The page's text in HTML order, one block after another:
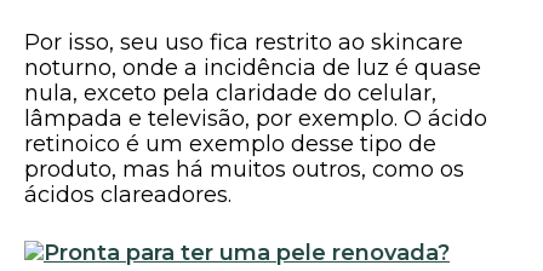
Por isso, seu uso fica restrito ao skincare
noturno, onde a incidência de luz é quase
nula, exceto pela claridade do celular,
lâmpada e televisão, por exemplo. O ácido
retinoico é um exemplo desse tipo de
produto, mas há muitos outros, como os
ácidos clareadores.